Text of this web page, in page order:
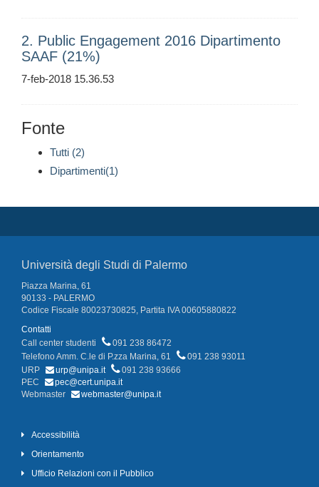
2. Public Engagement 2016 Dipartimento
SAAF (21%)
7-feb-2018 15.36.53
Fonte
Tutti (2)
Dipartimenti(1)
Università degli Studi di Palermo
Piazza Marina, 61
90133 - PALERMO
Codice Fiscale 80023730825, Partita IVA 00605880822
Contatti
Call center studenti
091 238 86472
Telefono Amm. C.le di P.zza Marina, 61
091 238 93011
URP
urp@unipa.it
091 238 93666
PEC
pec@cert.unipa.it
Webmaster
webmaster@unipa.it
Accessibilità
Orientamento
Ufficio Relazioni con il Pubblico